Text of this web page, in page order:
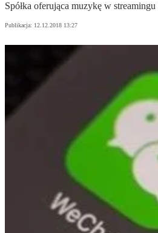
Spółka oferująca muzykę w
Publikacja: 12.12.2018 13:27